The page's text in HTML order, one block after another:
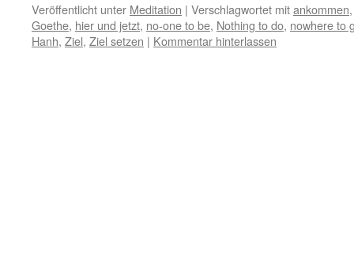
Veröffentlicht unter Meditation | Verschlagwortet mitankommen
Goethe, hier und jetzt, no-one to be, Nothing to do, nowhere to
Hanh, Ziel, Ziel setzen | Kommentar hinterlassen